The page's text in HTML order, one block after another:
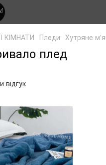
КІМНАТИ Пледи Хутряне
плед
відгук